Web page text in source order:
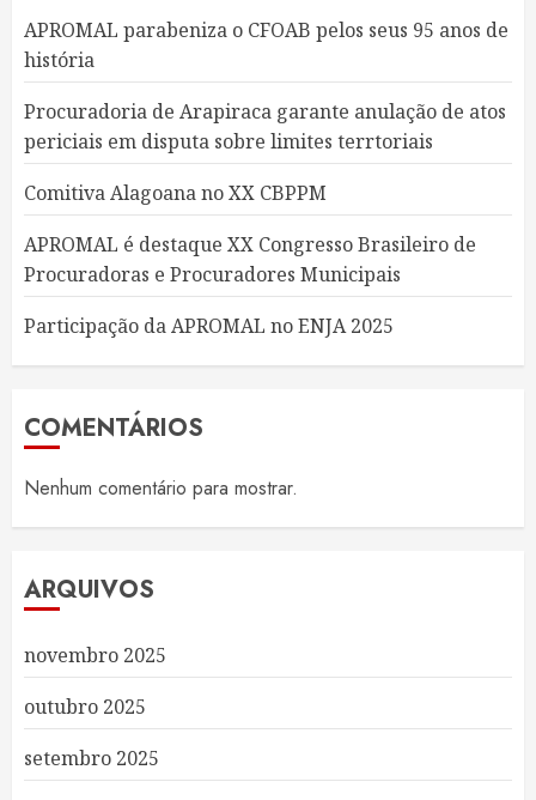
APROMAL parabeniza o CFOAB pelos seus 95 anos de
história
Procuradoria de Arapiraca garante anulação de atos
periciais em disputa sobre limites terrtoriais
Comitiva Alagoana no XX CBPPM
APROMAL é destaque XX Congresso Brasileiro de
Procuradoras e Procuradores Municipais
Participação da APROMAL no ENJA 2025
COMENTÁRIOS
Nenhum comentário para mostrar.
ARQUIVOS
novembro 2025
outubro 2025
setembro 2025